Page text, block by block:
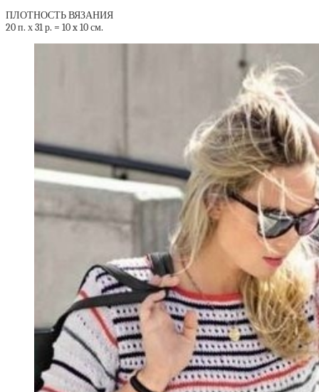
ПЛОТНОСТЬ ВЯЗАНИЯ
20 п. х 31 р. = 10 x 10 см.